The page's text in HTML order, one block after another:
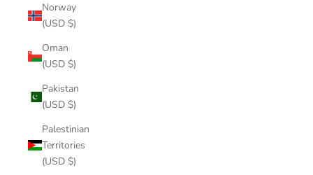
Norway
(USD $)
Oman
(USD $)
Pakistan
(USD $)
Palestinian
Territories
(USD $)